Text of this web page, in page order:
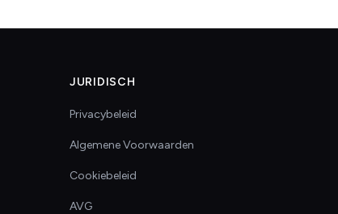
JURIDISCH
Privacybeleid
Algemene Voorwaarden
Cookiebeleid
AVG